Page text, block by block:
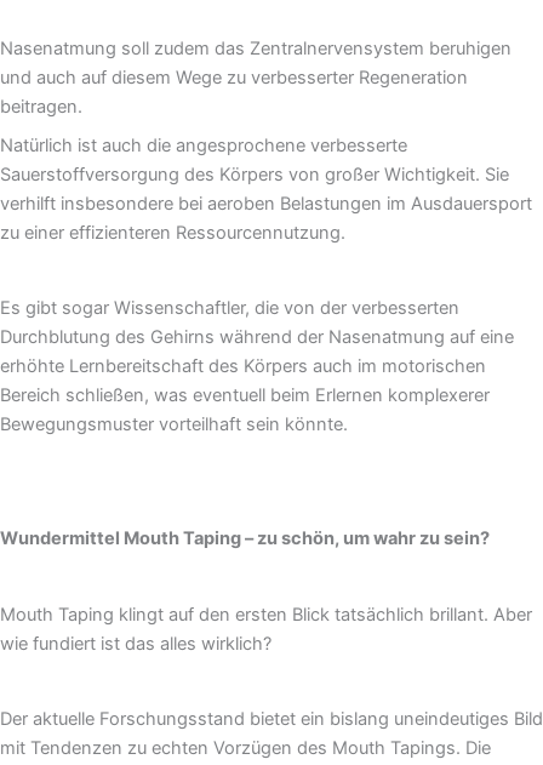
Nasenatmung soll zudem das Zentralnervensystem beruhigen
und auch auf diesem Wege zu verbesserter Regeneration
beitragen.
Natürlich ist auch die angesprochene verbesserte
Sauerstoffversorgung des Körpers von großer Wichtigkeit. Sie
verhilft insbesondere bei aeroben Belastungen im Ausdauersport
zu einer effizienteren Ressourcennutzung.
Es gibt sogar Wissenschaftler, die von der verbesserten
Durchblutung des Gehirns während der Nasenatmung auf eine
erhöhte Lernbereitschaft des Körpers auch im motorischen
Bereich schließen, was eventuell beim Erlernen komplexerer
Bewegungsmuster vorteilhaft sein könnte.
Wundermittel Mouth Taping – zu schön, um wahr zu sein?
Mouth Taping klingt auf den ersten Blick tatsächlich brillant. Aber
wie fundiert ist das alles wirklich?
Der aktuelle Forschungsstand bietet ein bislang uneindeutiges Bild
mit Tendenzen zu echten Vorzügen des Mouth Tapings. Die